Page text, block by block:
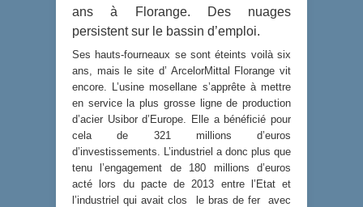
ans à Florange. Des nuages
persistent sur le bassin d’emploi.
Ses hauts-fourneaux se sont éteints voilà six
ans, mais le site d’ ArcelorMittal Florange vit
encore. L’usine mosellane s’apprête à mettre
en service la plus grosse ligne de production
d’acier Usibor d’Europe. Elle a bénéficié pour
cela de 321 millions d’euros
d’investissements. L’industriel a donc plus que
tenu l’engagement de 180 millions d’euros
acté lors du pacte de 2013 entre l’Etat et
l’industriel qui avait clos le bras de fer avec